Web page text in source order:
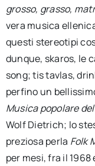
grosso, grasso,
vera musica
questi stereotipi
dunque, skaros, le
song; tis tavlas,
perfino un
Musica popolare
Wolf Dietrich; lo
preziosa perla Folk
per mesi, fra il